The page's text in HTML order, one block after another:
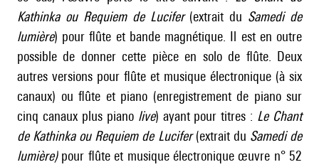
Kathinka ou Requiem de Lucifer(extrait du Samedi de
lumière) pour flûte et bande magnétique. Il est en outre
possible de donner cette pièce en solo de flûte. Deux
autres versions pour flûte et musique électronique (à six
canaux) ou flûte et piano (enregistrement de piano sur
cinq canaux plus piano live) ayant pour titres : Le Chant
de Kathinka ou Requiem de Lucifer(extrait du Samedi de
lumière) pour flûte et musique électronique œuvre n° 52